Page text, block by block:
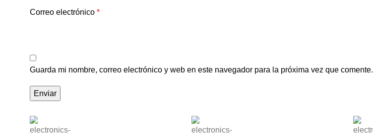
Correo electrónico *
Guarda mi nombre, correo electrónico y web en este navegador para la próxima vez que comente.